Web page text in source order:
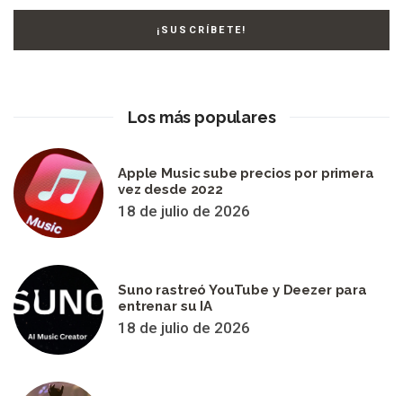
Los más populares
Apple Music sube precios por primera
vez desde 2022
18 de julio de 2026
Suno rastreó YouTube y Deezer para
entrenar su IA
18 de julio de 2026